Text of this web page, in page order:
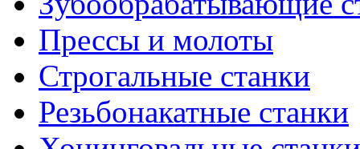
Прессы и молоты
Строгальные станки
Резьбонакатные станки